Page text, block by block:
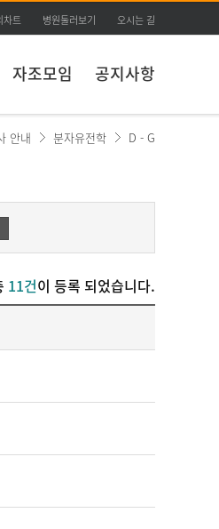
차트 병원둘러보기 오시는 길
자조모임 공지사항
안내 분자유전학 D - G
11건이 등록 되었습니다.